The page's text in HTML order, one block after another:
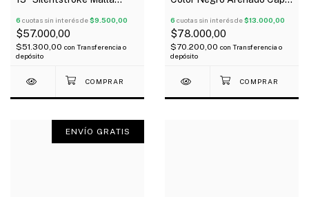
6 cuotas sin interés de$9.500,00
$57.000,00
$51.300,00 con Transferencia o
depósito
6 cuotas sin interés de$13.000,00
$78.000,00
$70.200,00 con Transferencia o
depósito
ENVÍO GRATIS